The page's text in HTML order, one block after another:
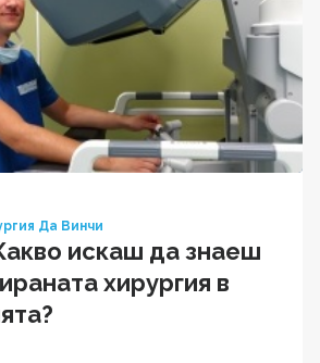
Да Винчи
искаш да знаеш
хирургия в